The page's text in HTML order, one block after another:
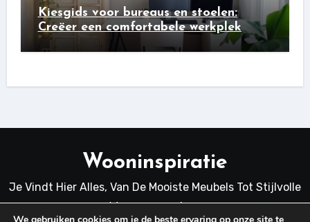
Kiesgids voor bureaus en stoelen:
Creëer een comfortabele werkplek
Wooninspiratie
Je Vindt Hier Alles, Van De Mooiste Meubels Tot Stijlvolle
Woonaccessoires.